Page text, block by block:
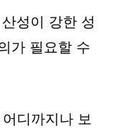
성이 강한 성
가 필요할 수
디까지나 보